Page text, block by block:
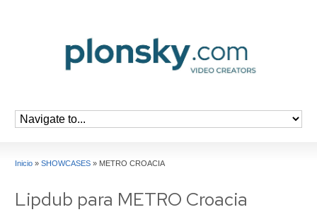
Inicio » SHOWCASES » METRO CROACIA
Lipdub para METRO Croacia